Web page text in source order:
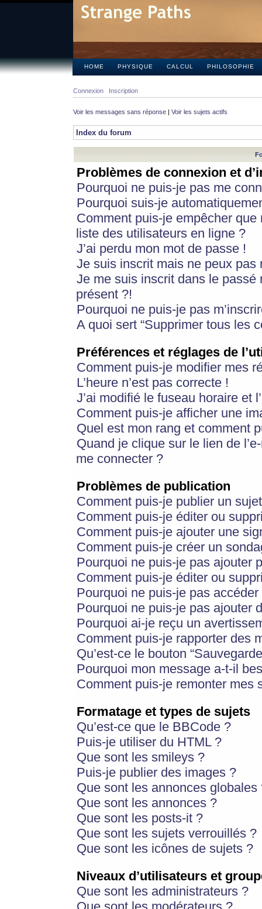
HOME PHYSIQUE CALCUL PHILOSOPHIE
Connexion Inscription
Voir les messages sans réponse | Voir les sujets actifs
Index du forum
Problèmes de connexion et
Pourquoi ne puis-je pas me
Pourquoi suis-je
Comment puis-je empêcher
liste des utilisateurs en ligne ?
J’ai perdu mon mot de passe !
Je suis inscrit mais ne peux pas
Je me suis inscrit dans le
présent ?!
Pourquoi ne puis-je pas
A quoi sert “Supprimer tous les
Préférences et réglages de
Comment puis-je modifier mes
L’heure n’est pas correcte !
J’ai modifié le fuseau horaire et
Comment puis-je afficher une
Quel est mon rang et comment
Quand je clique sur le lien de
me connecter ?
Problèmes de publication
Comment puis-je publier un
Comment puis-je éditer ou
Comment puis-je ajouter une
Comment puis-je créer un
Pourquoi ne puis-je pas ajouter
Comment puis-je éditer ou
Pourquoi ne puis-je pas
Pourquoi ne puis-je pas ajouter
Pourquoi ai-je reçu un
Comment puis-je rapporter des
Qu’est-ce le bouton
Pourquoi mon message a-t-il
Comment puis-je remonter mes
Formatage et types de sujets
Qu’est-ce que le BBCode ?
Puis-je utiliser du HTML ?
Que sont les smileys ?
Puis-je publier des images ?
Que sont les annonces globales
Que sont les annonces ?
Que sont les posts-it ?
Que sont les sujets verrouillés ?
Que sont les icônes de sujets ?
Niveaux d’utilisateurs et
Que sont les administrateurs ?